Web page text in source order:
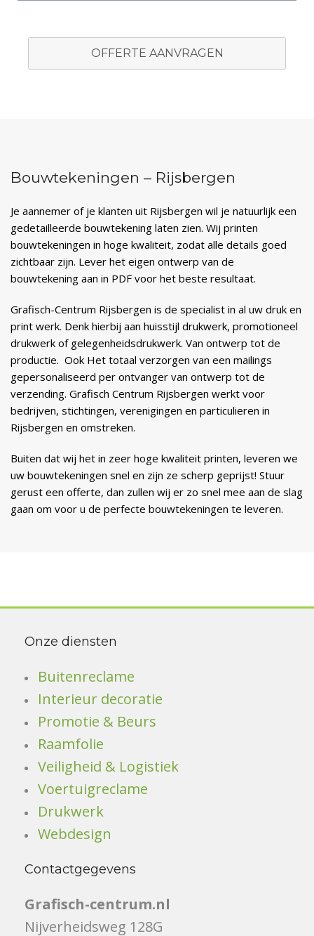
OFFERTE AANVRAGEN
Bouwtekeningen – Rijsbergen
Je aannemer of je klanten uit Rijsbergen wil je natuurlijk een
gedetailleerde bouwtekening laten zien. Wij printen
bouwtekeningen in hoge kwaliteit, zodat alle details goed
zichtbaar zijn. Lever het eigen ontwerp van de
bouwtekening aan in PDF voor het beste resultaat.
Grafisch-Centrum Rijsbergen is de specialist in al uw druk en
print werk. Denk hierbij aan huisstijl drukwerk, promotioneel
drukwerk of gelegenheidsdrukwerk. Van ontwerp tot de
productie. Ook Het totaal verzorgen van een mailings
gepersonaliseerd per ontvanger van ontwerp tot de
verzending. Grafisch Centrum Rijsbergen werkt voor
bedrijven, stichtingen, verenigingen en particulieren in
Rijsbergen en omstreken.
Buiten dat wij het in zeer hoge kwaliteit printen, leveren we
uw bouwtekeningen snel en zijn ze scherp geprijst! Stuur
gerust een offerte, dan zullen wij er zo snel mee aan de slag
gaan om voor u de perfecte bouwtekeningen te leveren.
Onze diensten
Buitenreclame
Interieur decoratie
Promotie & Beurs
Raamfolie
Veiligheid & Logistiek
Voertuigreclame
Drukwerk
Webdesign
Contactgegevens
Grafisch-centrum.nl
Nijverheidsweg 128G